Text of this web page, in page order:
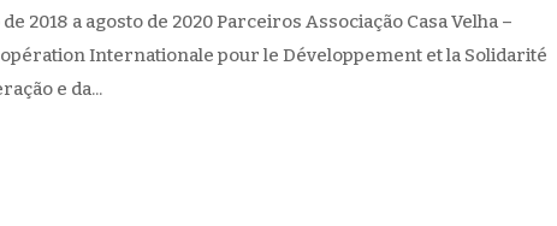
2018 a agosto de 2020 Parceiros Associação Casa Velha –
Internationale pour le Développement et la Solidarité
e da...